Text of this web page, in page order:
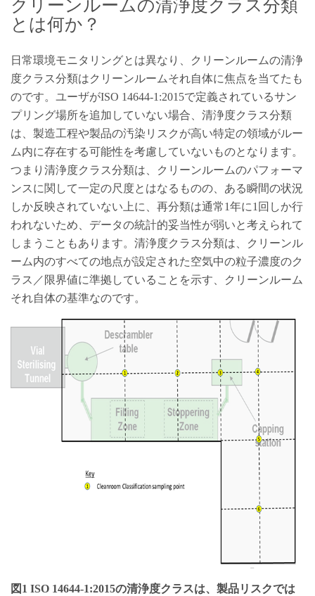
クリーンルームの清浄度クラス分類
とは何か？
日常環境モニタリングとは異なり、クリーンルームの清浄
度クラス分類はクリーンルームそれ自体に焦点を当てたも
のです。ユーザがISO 14644-1:2015で定義されているサン
プリング場所を追加していない場合、清浄度クラス分類
は、製造工程や製品の汚染リスクが高い特定の領域がルー
ム内に存在する可能性を考慮していないものとなります。
つまり清浄度クラス分類は、クリーンルームのパフォーマ
ンスに関して一定の尺度とはなるものの、ある瞬間の状況
しか反映されていない上に、再分類は通常1年に1回しか行
われないため、データの統計的妥当性が弱いと考えられて
しまうこともあります。清浄度クラス分類は、クリーンル
ーム内のすべての地点が設定された空気中の粒子濃度のク
ラス／限界値に準拠していることを示す、クリーンルーム
それ自体の基準なのです。
図1 ISO 14644-1:2015の清浄度クラスは、製品リスクでは